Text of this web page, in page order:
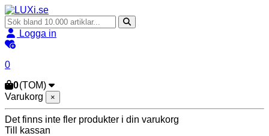
Logga in
0
0(TOM)
Varukorg
×
Det finns inte fler produkter i din varukorg
Till kassan